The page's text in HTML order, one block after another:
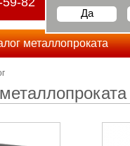
Да
металлопроката